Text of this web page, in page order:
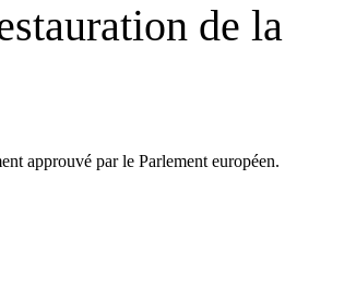
de la
approuvé par le Parlement européen.